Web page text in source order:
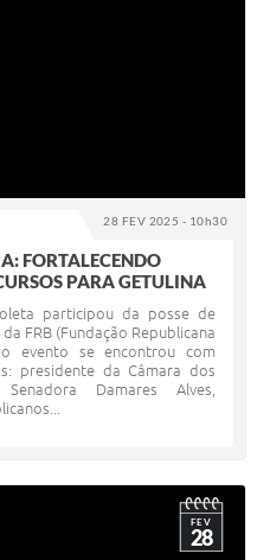
28 FEV 2025 - 10h30
FORTALECENDO
PARA GETULINA
participou da posse de
FRB (Fundação Republicana
evento se encontrou com
presidente da Câmara dos
Damares Alves,
FEV
28